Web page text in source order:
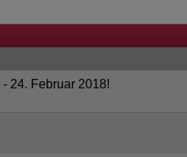
24. Februar 2018!